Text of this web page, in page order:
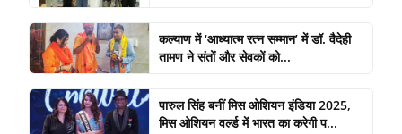
कल्याण में ‘आध्यात्म रत्न सम्मान’ में डॉ. वैदेही
तामण ने संतों और सेवकों को...
पारुल सिंह बनीं मिस ओशियन इंडिया 2025,
मिस ओशियन वर्ल्ड में भारत का करेगी प...